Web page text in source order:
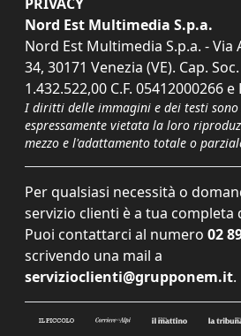
Nord Est Multimedia S.p.a.
Nord Est Multimedia S.p.a. - Via
34, 30171 Venezia (VE). Cap.
1.432.522,00 C.F. 05412000266 e
I diritti delle immagini e dei testi
espressamente vietata la loro
mezzo e l'adattamento totale o
Per qualsiasi necessità o
servizio clienti è a tua completa
Puoi contattarci al numero 02
scrivendo una mail a
servizioclienti@grupponem.it.